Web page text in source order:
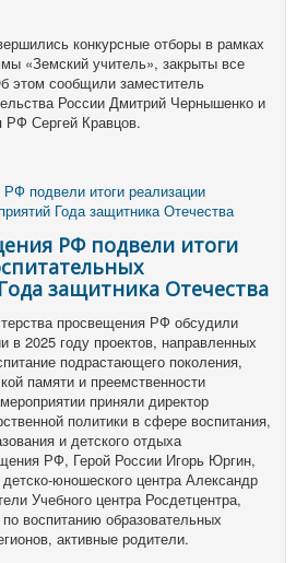
конкурсные отборы в рамках
«Земский учитель», закрыты все
этом сообщили заместитель
России Дмитрий Чернышенко и
РФ Сергей Кравцов.
РФ подвели итоги
защитника Отечества
просвещения РФ обсудили
в 2025 году проектов, направленных
подрастающего поколения,
памяти и преемственности
приняли директор
политики в сфере воспитания,
и детского отдыха
РФ, Герой России Игорь Юргин,
юношеского центра Александр
Учебного центра Росдетцентра,
воспитанию образовательных
активные родители.